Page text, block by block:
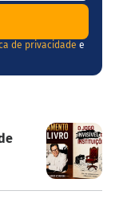
de privacidade e